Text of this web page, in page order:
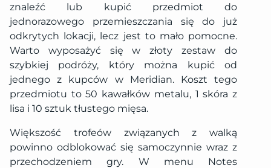
znaleźć lub kupić przedmiot do
jednorazowego przemieszczania się do już
odkrytych lokacji, lecz jest to mało pomocne.
Warto wyposażyć się w złoty zestaw do
szybkiej podróży, który można kupić od
jednego z kupców w Meridian. Koszt tego
przedmiotu to 50 kawałków metalu, 1 skóra z
lisa i 10 sztuk tłustego mięsa.
Większość trofeów związanych z walką
powinno odblokować się samoczynnie wraz z
przechodzeniem gry. W menu Notes